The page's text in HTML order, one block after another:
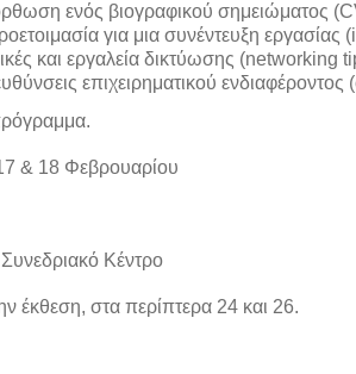
ενός βιογραφικού σημειώματος
για μια συνέντευξη
και εργαλεία δικτύωσης (networking
επιχειρηματικού
& 18 Φεβρουαρίου
Συνεδριακό Κέντρο
έκθεση, στα περίπτερα 24 και 26.